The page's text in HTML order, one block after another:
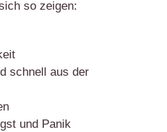
so zeigen:
schnell aus der
und Panik